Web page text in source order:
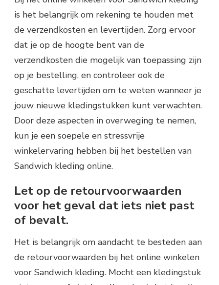
is het belangrijk om rekening te houden met
de verzendkosten en levertijden. Zorg ervoor
dat je op de hoogte bent van de
verzendkosten die mogelijk van toepassing zijn
op je bestelling, en controleer ook de
geschatte levertijden om te weten wanneer je
jouw nieuwe kledingstukken kunt verwachten.
Door deze aspecten in overweging te nemen,
kun je een soepele en stressvrije
winkelervaring hebben bij het bestellen van
Sandwich kleding online.
Let op de retourvoorwaarden
voor het geval dat iets niet past
of bevalt.
Het is belangrijk om aandacht te besteden aan
de retourvoorwaarden bij het online winkelen
voor Sandwich kleding. Mocht een kledingstuk